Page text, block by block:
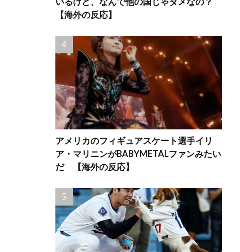
【海外の反応】
アメリカのフィギュアスケート選手イリ
ア・マリニンがBABYMETALファンみたい
だ 【海外の反応】